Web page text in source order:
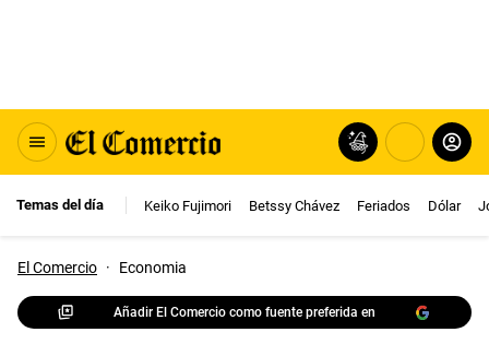
Temas del día Keiko Fujimori Betssy Chávez Feriados Dólar
El Comercio · Economia
Añadir El Comercio como fuente preferida en